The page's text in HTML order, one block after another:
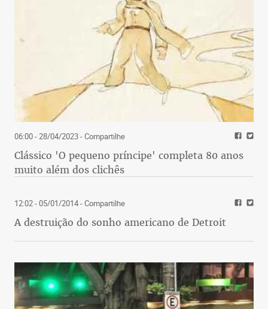
06:00 - 28/04/2023- Compartilhe
Clássico 'O pequeno príncipe' completa 80 anos
muito além dos clichês
12:02 - 05/01/2014- Compartilhe
A destruição do sonho americano de Detroit